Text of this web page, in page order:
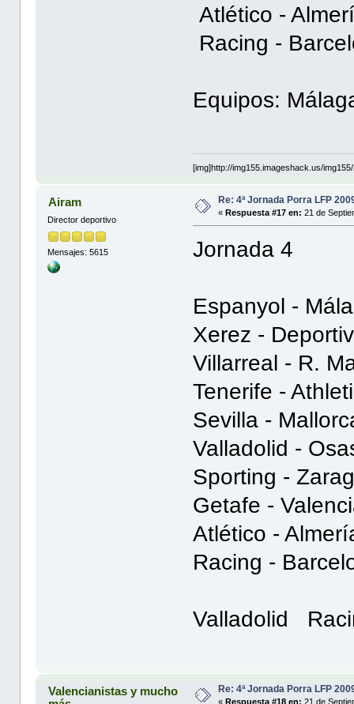
Atlético -
Racing -
Equipos:
[img]http://img155.imageshack.us/
Airam
Director deportivo
Mensajes: 5615
Re: 4ª Jornada Porra LFP
« Respuesta #17 en: 21 de
Jornada 4
Espanyol -
Xerez -
Villarreal - R.
Tenerife -
Sevilla -
Valladolid -
Sporting -
Getafe -
Atlético -
Racing -
Valladolid
Valencianistas y mucho
Re: 4ª Jornada Porra LFP
«Respuesta #18 en: 21 de